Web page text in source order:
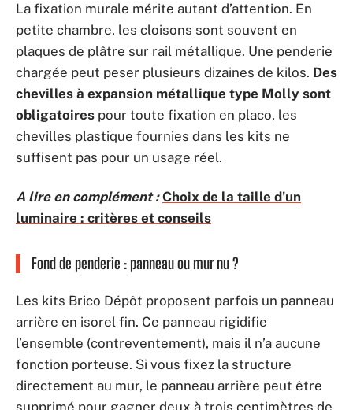
La fixation murale mérite autant d’attention. En
petite chambre, les cloisons sont souvent en
plaques de plâtre sur rail métallique. Une penderie
chargée peut peser plusieurs dizaines de kilos. Des
chevilles à expansion métallique type Molly sont
obligatoires pour toute fixation en placo, les
chevilles plastique fournies dans les kits ne
suffisent pas pour un usage réel.
A lire en complément : Choix de la taille d'un
luminaire : critères et conseils
Fond de penderie : panneau ou mur nu ?
Les kits Brico Dépôt proposent parfois un panneau
arrière en isorel fin. Ce panneau rigidifie
l’ensemble (contreventement), mais il n’a aucune
fonction porteuse. Si vous fixez la structure
directement au mur, le panneau arrière peut être
supprimé pour gagner deux à trois centimètres de